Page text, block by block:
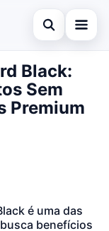
Abrir busca
Black:
Sem
Premium
é uma das
benefícios